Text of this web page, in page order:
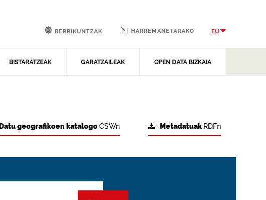
BISTARATZEAK GARATZAILEAK OPEN DATA BIZKAIA
BERRIKUNTZAK HARREMANETARAKO EU
Metadatuak RDFn
Datu geografikoen katalogoCSWn